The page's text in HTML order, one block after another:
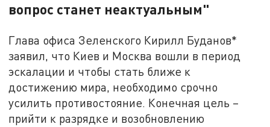
вопрос станет неактуальным"
Глава офиса Зеленского Кирилл Буданов*
заявил, что Киев и Москва вошли в период
эскалации и чтобы стать ближе к
достижению мира, необходимо срочно
усилить противостояние. Конечная цель –
прийти к разрядке и возобновлению